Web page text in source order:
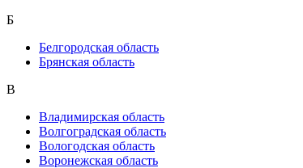
Б
Белгородская область
Брянская область
В
Владимирская область
Волгоградская область
Вологодская область
Воронежская область